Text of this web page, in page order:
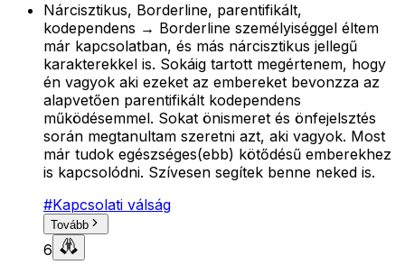
Nárcisztikus, Borderline, parentifikált,
kodependens → Borderline személyiséggel éltem
már kapcsolatban, és más nárcisztikus jellegű
karakterekkel is. Sokáig tartott megértenem, hogy
én vagyok aki ezeket az embereket bevonzza az
alapvetően parentifikált kodependens
működésemmel. Sokat önismeret és önfejelsztés
során megtanultam szeretni azt, aki vagyok. Most
már tudok egészséges(ebb) kötődésű emberekhez
is kapcsolódni. Szívesen segítek benne neked is.
#Kapcsolati válság
Tovább
6